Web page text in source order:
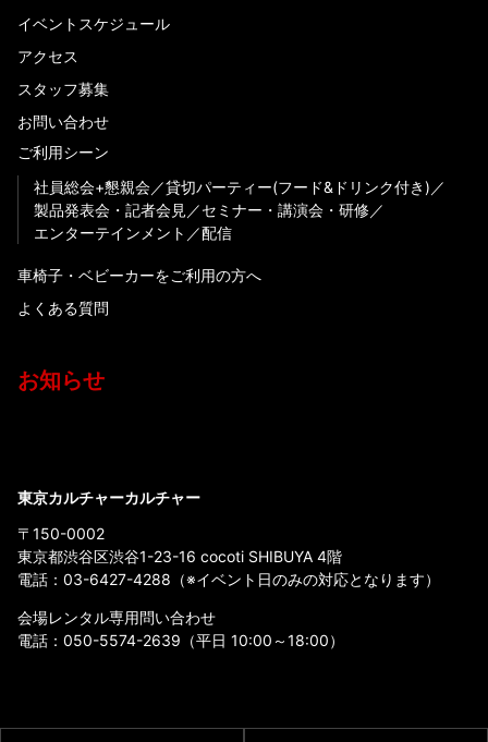
イベントスケジュール
アクセス
スタッフ募集
お問い合わせ
ご利用シーン
社員総会+懇親会
貸切パーティー(フード&ドリンク付き)
製品発表会・記者会見
セミナー・講演会・研修
エンターテインメント
配信
車椅子・ベビーカーをご利用の方へ
よくある質問
お知らせ
東京カルチャーカルチャー
〒150-0002
東京都渋谷区渋谷1-23-16 cocoti SHIBUYA 4階
電話： 03-6427-4288 （※イベント日のみの対応となります）
会場レンタル専用問い合わせ
電話： 050-5574-2639 （平日 10:00～18:00）